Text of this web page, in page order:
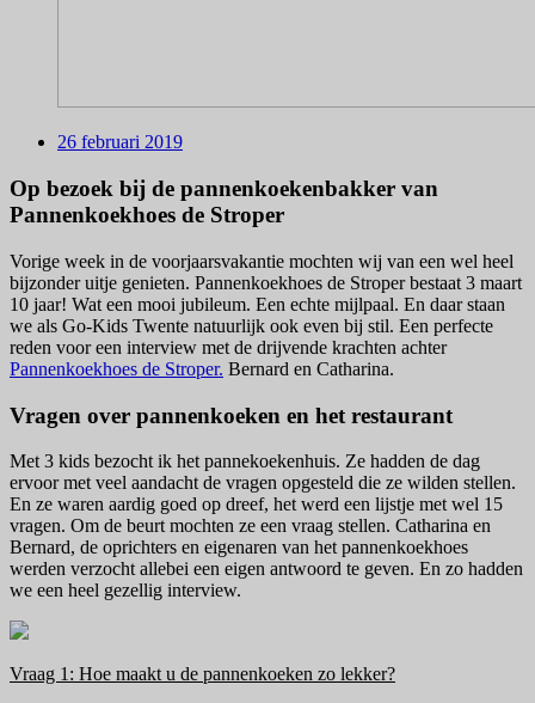
26 februari 2019
Op bezoek bij de pannenkoekenbakker van
Pannenkoekhoes de Stroper
Vorige week in de voorjaarsvakantie mochten wij van een wel heel
bijzonder uitje genieten. Pannenkoekhoes de Stroper bestaat 3 maart
10 jaar! Wat een mooi jubileum. Een echte mijlpaal. En daar staan
we als Go-Kids Twente natuurlijk ook even bij stil. Een perfecte
reden voor een interview met de drijvende krachten achter
Pannenkoekhoes de Stroper. Bernard en Catharina.
Vragen over pannenkoeken en het restaurant
Met 3 kids bezocht ik het pannekoekenhuis. Ze hadden de dag
ervoor met veel aandacht de vragen opgesteld die ze wilden stellen.
En ze waren aardig goed op dreef, het werd een lijstje met wel 15
vragen. Om de beurt mochten ze een vraag stellen. Catharina en
Bernard, de oprichters en eigenaren van het pannenkoekhoes
werden verzocht allebei een eigen antwoord te geven. En zo hadden
we een heel gezellig interview.
Vraag 1: Hoe maakt u de pannenkoeken zo lekker?